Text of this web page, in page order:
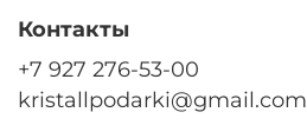
Контакты
+7 927 276-53-00
kristallpodarki@gmail.com